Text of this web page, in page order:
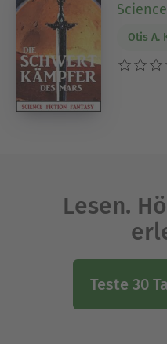
Otis A.
Lesen.
Teste 30